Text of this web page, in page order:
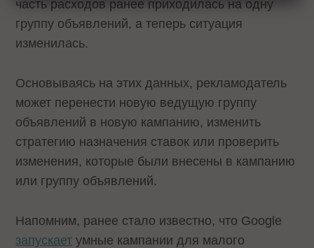
часть расходов ранее приходилась на одну
группу объявлений, а теперь ситуация
изменилась.
Основываясь на этих данных, рекламодатель
может перенести новую ведущую группу
объявлений в новую кампанию, изменить
стратегию назначения ставок или проверить
изменения, которые были внесены в кампанию
или группу объявлений.
Напомним, ранее стало известно, что Google
запускает умные кампании для малого